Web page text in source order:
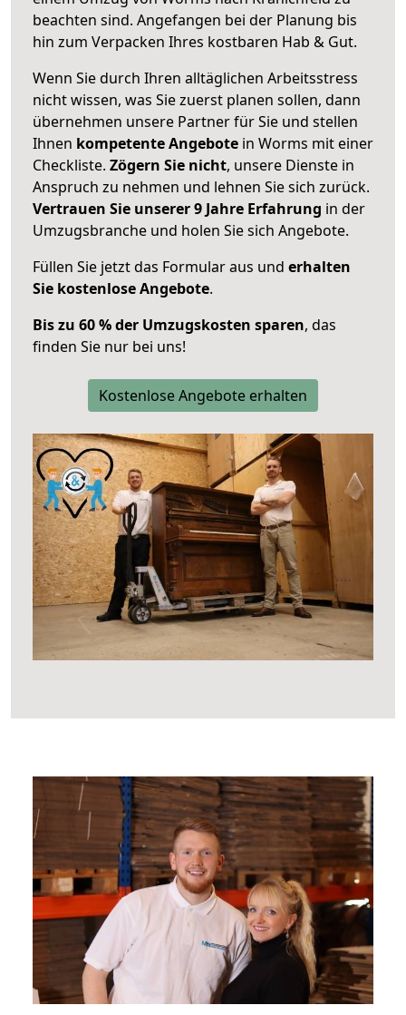
beachten sind. Angefangen bei der Planung bis
hin zum Verpacken Ihres kostbaren Hab & Gut.
Wenn Sie durch Ihren alltäglichen Arbeitsstress
nicht wissen, was Sie zuerst planen sollen, dann
übernehmen unsere Partner für Sie und stellen
Ihnen kompetente Angebote in Worms mit einer
Checkliste. Zögern Sie nicht, unsere Dienste in
Anspruch zu nehmen und lehnen Sie sich zurück.
Vertrauen Sie unserer 9 Jahre Erfahrung in der
Umzugsbranche und holen Sie sich Angebote.
Füllen Sie jetzt das Formular aus und erhalten
Sie kostenlose Angebote.
Bis zu 60 % der Umzugskosten sparen, das
finden Sie nur bei uns!
Kostenlose Angebote erhalten